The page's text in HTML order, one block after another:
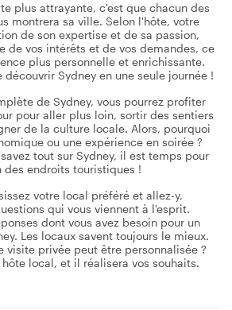
plus attrayante, c'est que chacun des
montrera sa ville. Selon l'hôte, votre
de son expertise et de sa passion,
de vos intérêts et de vos demandes, ce
plus personnelle et enrichissante.
Sydney en une seule journée !
de Sydney, vous pourrez profiter
pour aller plus loin, sortir des sentiers
de la culture locale. Alors, pourquoi
ou une expérience en soirée ?
tout sur Sydney, il est temps pour
des endroits touristiques !
votre local préféré et allez-y,
qui vous viennent à l'esprit.
dont vous avez besoin pour un
Les locaux savent toujours le mieux.
visite privée peut être personnalisée ?
local, et il réalisera vos souhaits.